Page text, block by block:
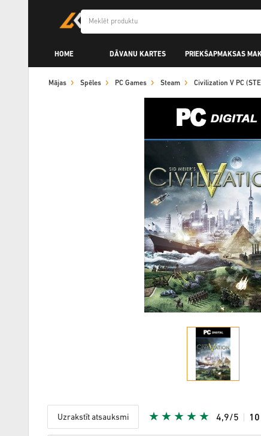
HOME DĀVANU KARTES PRIEKŠAPMAKSAS
Mājas Spēles PC Games Steam Civilization V PC
Uzrakstīt atsauksmi 4,9/5 10